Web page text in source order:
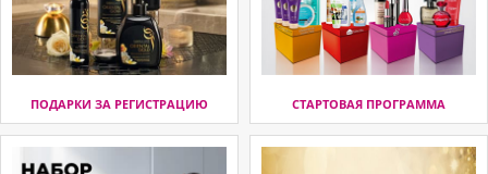
ПОДАРКИ ЗА РЕГИСТРАЦИЮ СТАРТОВАЯ ПРОГРАММА